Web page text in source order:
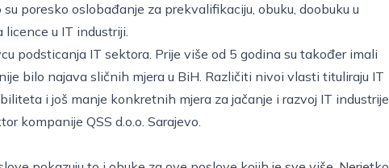
poresko oslobađanje za prekvalifikaciju, obuku, doobuku u
u IT industriji.
podsticanja IT sektora. Prije više od 5 godina su također imali
bilo najava sličnih mjera u BiH. Različiti nivoi vlasti tituliraju IT
i još manje konkretnih mjera za jačanje i razvoj IT industrije
kompanije QSS d.o.o. Sarajevo.